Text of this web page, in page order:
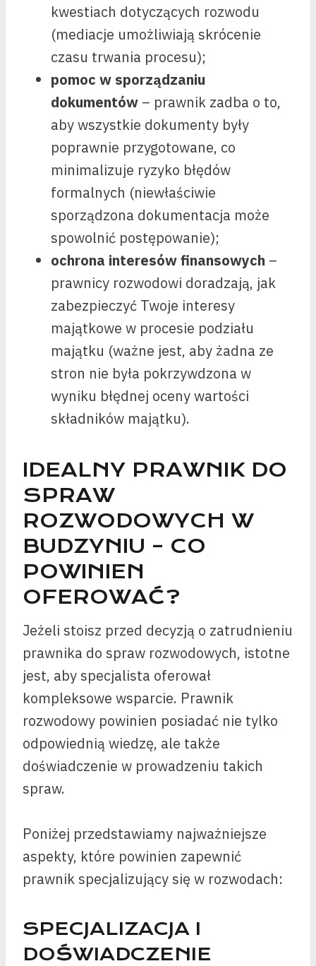
kwestiach dotyczących rozwodu
(mediacje umożliwiają skrócenie
czasu trwania procesu);
pomoc w sporządzaniu
dokumentów – prawnik zadba o to,
aby wszystkie dokumenty były
poprawnie przygotowane, co
minimalizuje ryzyko błędów
formalnych (niewłaściwie
sporządzona dokumentacja może
spowolnić postępowanie);
ochrona interesów finansowych –
prawnicy rozwodowi doradzają, jak
zabezpieczyć Twoje interesy
majątkowe w procesie podziału
majątku (ważne jest, aby żadna ze
stron nie była pokrzywdzona w
wyniku błędnej oceny wartości
składników majątku).
IDEALNY PRAWNIK DO
SPRAW
ROZWODOWYCH W
BUDZYNIU – CO
POWINIEN
OFEROWAĆ?
Jeżeli stoisz przed decyzją o zatrudnieniu
prawnika do spraw rozwodowych, istotne
jest, aby specjalista oferował
kompleksowe wsparcie. Prawnik
rozwodowy powinien posiadać nie tylko
odpowiednią wiedzę, ale także
doświadczenie w prowadzeniu takich
spraw.
Poniżej przedstawiamy najważniejsze
aspekty, które powinien zapewnić
prawnik specjalizujący się w rozwodach:
SPECJALIZACJA I
DOŚWIADCZENIE